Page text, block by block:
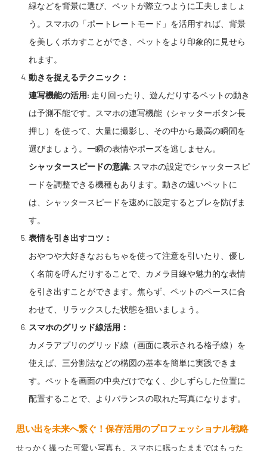
緑などを背景に選び、ペットが際立つように工夫しましょ
う。スマホの「ポートレートモード」を活用すれば、背景
を美しくボカすことができ、ペットをより印象的に見せら
れます。
動きを捉えるテクニック：
連写機能の活用: 走り回ったり、遊んだりするペットの動き
は予測不能です。スマホの連写機能（シャッターボタン長
押し）を使って、大量に撮影し、その中から最高の瞬間を
選びましょう。一瞬の表情やポーズを逃しません。
シャッタースピードの意識: スマホの設定でシャッタースピ
ードを調整できる機種もあります。動きの速いペットに
は、シャッタースピードを速めに設定するとブレを防げま
す。
表情を引き出すコツ：
おやつや大好きなおもちゃを使って注意を引いたり、優し
く名前を呼んだりすることで、カメラ目線や魅力的な表情
を引き出すことができます。焦らず、ペットのペースに合
わせて、リラックスした状態を狙いましょう。
スマホのグリッド線活用：
カメラアプリのグリッド線（画面に表示される格子線）を
使えば、三分割法などの構図の基本を簡単に実践できま
す。ペットを画面の中央だけでなく、少しずらした位置に
配置することで、よりバランスの取れた写真になります。
思い出を未来へ繋ぐ！保存活用のプロフェッショナル戦略
せっかく撮った可愛い写真も、スマホに眠ったままではもった